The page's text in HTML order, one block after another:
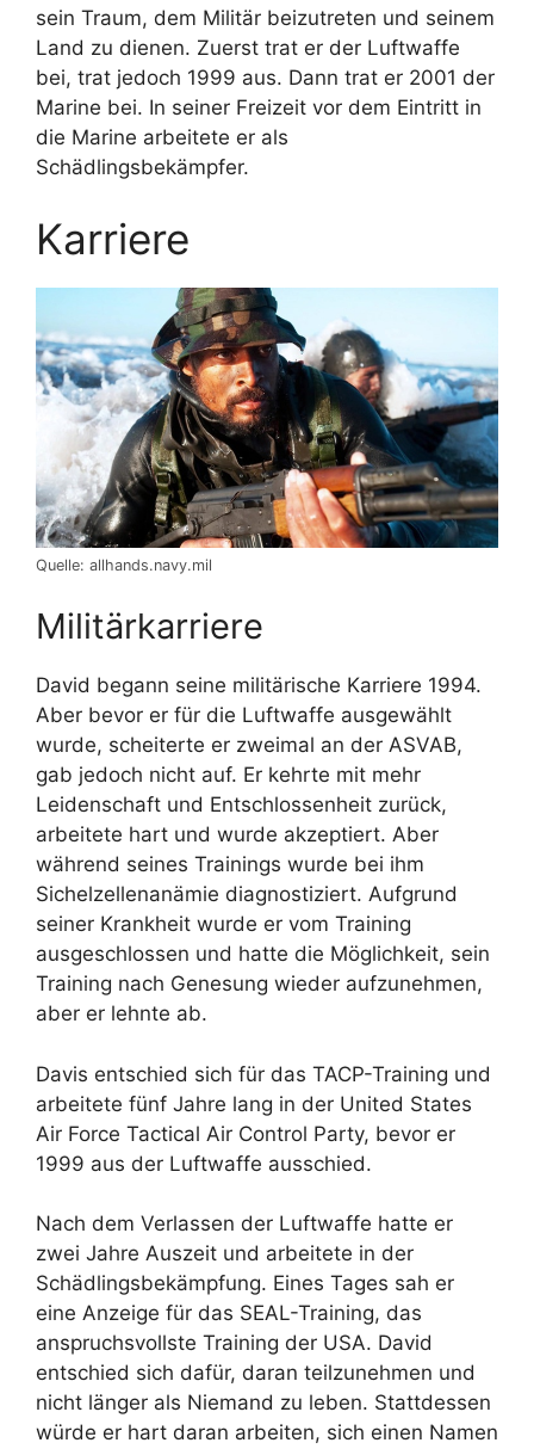
sein Traum, dem Militär beizutreten und seinem
Land zu dienen. Zuerst trat er der Luftwaffe
bei, trat jedoch 1999 aus. Dann trat er 2001 der
Marine bei. In seiner Freizeit vor dem Eintritt in
die Marine arbeitete er als
Schädlingsbekämpfer.
Karriere
Quelle: allhands.navy.mil
Militärkarriere
David begann seine militärische Karriere 1994.
Aber bevor er für die Luftwaffe ausgewählt
wurde, scheiterte er zweimal an der ASVAB,
gab jedoch nicht auf. Er kehrte mit mehr
Leidenschaft und Entschlossenheit zurück,
arbeitete hart und wurde akzeptiert. Aber
während seines Trainings wurde bei ihm
Sichelzellenanämie diagnostiziert. Aufgrund
seiner Krankheit wurde er vom Training
ausgeschlossen und hatte die Möglichkeit, sein
Training nach Genesung wieder aufzunehmen,
aber er lehnte ab.
Davis entschied sich für das TACP-Training und
arbeitete fünf Jahre lang in der United States
Air Force Tactical Air Control Party, bevor er
1999 aus der Luftwaffe ausschied.
Nach dem Verlassen der Luftwaffe hatte er
zwei Jahre Auszeit und arbeitete in der
Schädlingsbekämpfung. Eines Tages sah er
eine Anzeige für das SEAL-Training, das
anspruchsvollste Training der USA. David
entschied sich dafür, daran teilzunehmen und
nicht länger als Niemand zu leben. Stattdessen
würde er hart daran arbeiten, sich einen Namen